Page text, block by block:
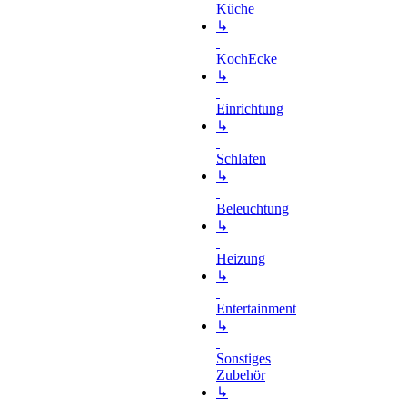
Küche
↳
KochEcke
↳
Einrichtung
↳
Schlafen
↳
Beleuchtung
↳
Heizung
↳
Entertainment
↳
Sonstiges
Zubehör
↳